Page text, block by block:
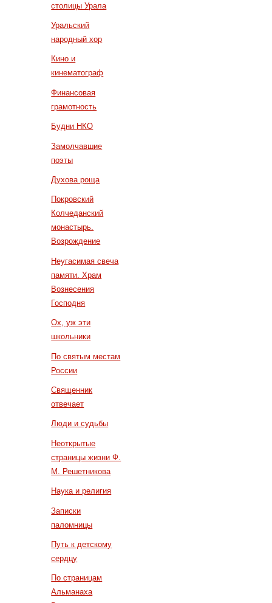
столицы Урала
Уральский
народный хор
Кино и
кинематограф
Финансовая
грамотность
Будни НКО
Замолчавшие
поэты
Духова роща
Покровский
Колчеданский
монастырь.
Возрождение
Неугасимая свеча
памяти. Храм
Вознесения
Господня
Ох, уж эти
школьники
По святым местам
России
Священник
отвечает
Люди и судьбы
Неоткрытые
страницы жизни Ф.
М. Решетникова
Наука и религия
Записки
паломницы
Путь к детскому
сердцу
По страницам
Альманаха